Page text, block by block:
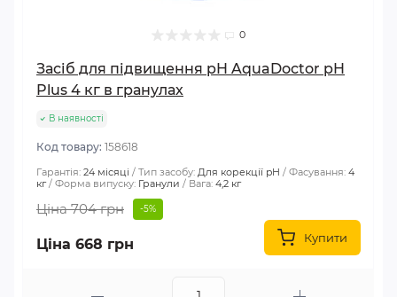
0
Засіб для підвищення pH AquaDoctor pH
Plus 4 кг в гранулах
В наявності
Код товару: 158618
Гарантія: 24 місяці Тип засобу: Для корекції pH Фасування: 4
кг
Форма випуску: Гранули Вага: 4,2 кг
Ціна 704 грн -5%
Ціна 668 грн Купити